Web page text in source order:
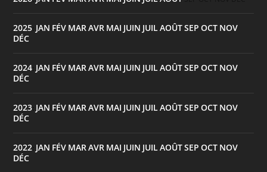
2025 JAN FÉV MARAVR MAI JUIN JUILAOÛTSEP OCT NOV
DÉC
2024 JAN FÉV MARAVR MAI JUIN JUILAOÛTSEP OCT NOV
DÉC
2023 JAN FÉV MARAVR MAI JUIN JUILAOÛTSEP OCT NOV
DÉC
2022 JAN FÉV MARAVR MAI JUIN JUILAOÛTSEP OCT NOV
DÉC